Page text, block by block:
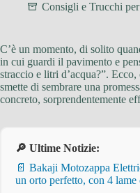
Consigli e Trucchi per
C’è un momento, di solito
in cui guardi il pavimento e
straccio e litri d’acqua?”.
smette di sembrare una
concreto, sorprendentemente
🔎 Ultime Notizie:
📄 Bakaji Motozappa
un orto perfetto, con 4